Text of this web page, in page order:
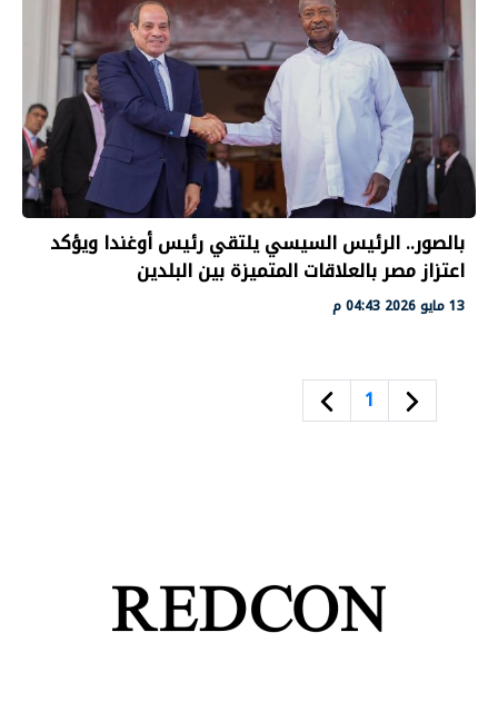
بالصور.. الرئيس السيسي يلتقي رئيس أوغندا ويؤكد
اعتزاز مصر بالعلاقات المتميزة بين البلدين
13 مايو 2026 04:43 م
1